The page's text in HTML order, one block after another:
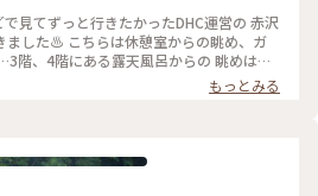
沢日帰り温泉館#DHC#赤沢温泉 #伊豆高原
トルバス #食事処#ランチ#駿河湾#インフ
呂#絶景#サンライズ瀬戸出雲#東京駅 #
見てずっと行きたかったDHC運営の 赤沢
ました♨️ こちらは休憩室からの眺め、ガ
階、4階にある露天風呂からの 眺めは絶
が水平線まで見渡せます😆 上野東京ライン
けて、 その先の伊豆半島まで日帰りひとり
もっとみる